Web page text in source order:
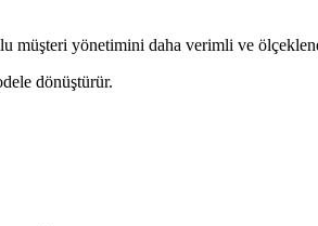
yönetimini daha verimli ve
dönüştürür.